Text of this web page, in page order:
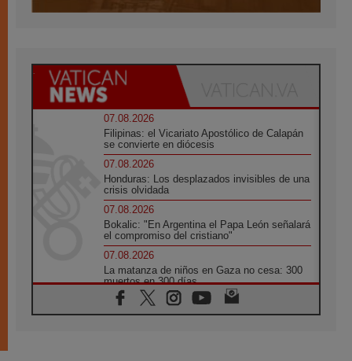
07.08.2026
Filipinas: el Vicariato Apostólico de Calapán
se convierte en diócesis
07.08.2026
Honduras: Los desplazados invisibles de una
crisis olvidada
07.08.2026
Bokalic: "En Argentina el Papa León señalará
el compromiso del cristiano"
07.08.2026
La matanza de niños en Gaza no cesa: 300
muertos en 300 días
07.08.2026
Tagle: La guerra desfigura el mundo, solo la